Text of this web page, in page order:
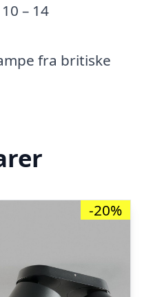
– 14
fra britiske
-20%